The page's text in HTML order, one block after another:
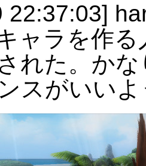
22:37:03]
ャラを作る
れた。か
スがいい